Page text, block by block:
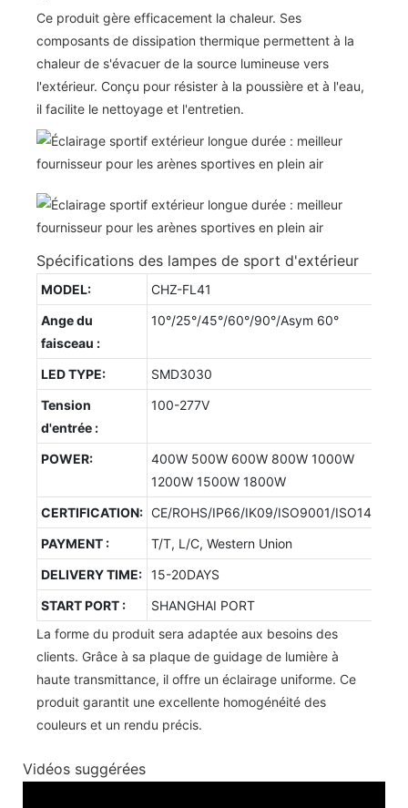
Ce produit gère efficacement la chaleur. Ses
composants de dissipation thermique permettent à la
chaleur de s'évacuer de la source lumineuse vers
l'extérieur. Conçu pour résister à la poussière et à l'eau,
il facilite le nettoyage et l'entretien.
Spécifications des lampes de sport d'extérieur
MODEL:
CHZ-FL41
Ange du
faisceau :
10°/25°/45°/60°/90°/Asym 60°
LED TYPE:
SMD3030
Tension
d'entrée :
100-277V
POWER:
400W 500W 600W 800W 1000W
1200W 1500W 1800W
CERTIFICATION: CE/ROHS/IP66/IK09/ISO9001/ISO14001/
PAYMENT :
T/T, L/C, Western Union
DELIVERY TIME: 15-20DAYS
START PORT :
SHANGHAI PORT
La forme du produit sera adaptée aux besoins des
clients. Grâce à sa plaque de guidage de lumière à
haute transmittance, il offre un éclairage uniforme. Ce
produit garantit une excellente homogénéité des
couleurs et un rendu précis.
Vidéos suggérées